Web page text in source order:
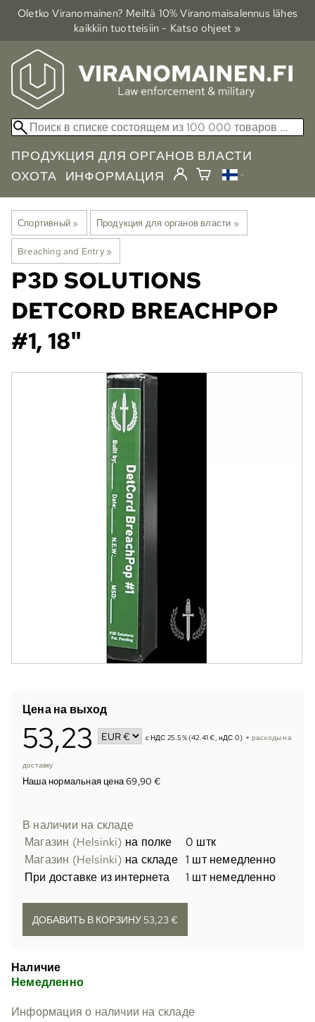
Oletko Viranomainen? Meiltä 10% Viranomais­alennus lähes
kaikkiin tuotteisiin - Katso ohjeet »
ПРОДУКЦИЯ ДЛЯ ОРГАНОВ ВЛАСТИ
ОХОТА
ИНФОРМАЦИЯ
Спортивный ‪» Продукция для органов власти ‪»
Breaching and Entry ‪»
P3D SOLUTIONS
DETCORD BREACHPOP
#1, 18"
Цена на выход
53,23 с НДС 25.5% (42.41 €, нДС 0) + расходы на
доставку
Наша нормальная цена 69,90 €
В наличии на складе
Магазин (Helsinki) на полке
0 штк
Магазин (Helsinki) на складе 1 шт немедленно
При доставке из интернета
1 шт немедленно
Наличие
Немедленно
Информация о наличии на складе